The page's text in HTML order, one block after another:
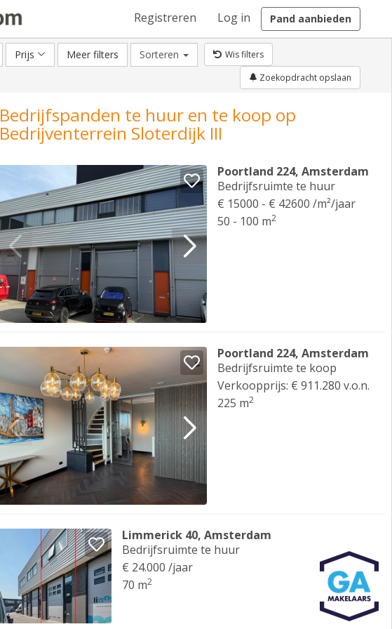
Registreren Log in Pand aanbieden
Prijs Meer filters Sorteren
Wis filters
Zoekopdracht opslaan
Bedrijfspanden te huur en te koop op
Bedrijventerrein Sloterdijk III
Poortland 224, Amsterdam
Bedrijfsruimte te huur
€ 15000 - € 42600 /m²/jaar
50 - 100 m2
Poortland 224, Amsterdam
Bedrijfsruimte te koop
Verkoopprijs: € 911.280 v.o.n.
225 m2
Limmerick 40, Amsterdam
Bedrijfsruimte te huur
€ 24.000 /jaar
70 m2